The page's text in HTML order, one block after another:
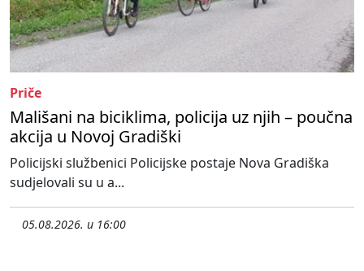
Priče
Mališani na biciklima, policija uz njih – poučna
akcija u Novoj Gradiški
Policijski službenici Policijske postaje Nova Gradiška
sudjelovali su u a...
05.08.2026. u 16:00